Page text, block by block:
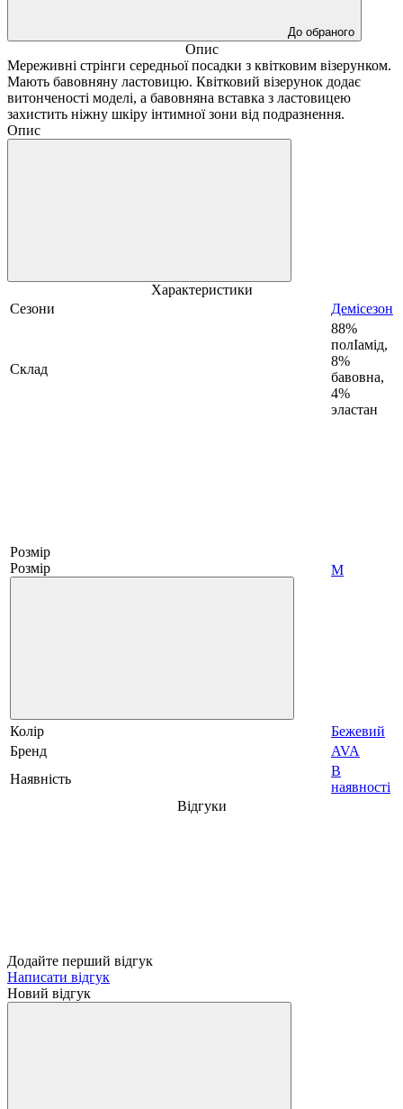
До обраного
Опис
Мереживні стрінги середньої посадки з квітковим візерунком.
Мають бавовняну ластовицю. Квітковий візерунок додає
витонченості моделі, а бавовняна вставка з ластовицею
захистить ніжну шкіру інтимної зони від подразнення.
Опис
Характеристики
Сезони
Демісезон
Склад
88%
полІамід,
8%
бавовна,
4%
эластан
Розмір
Розмір
M
Колір
Бежевий
Бренд
AVA
Наявність
В
наявності
Відгуки
Додайте перший відгук
Написати відгук
Новий відгук